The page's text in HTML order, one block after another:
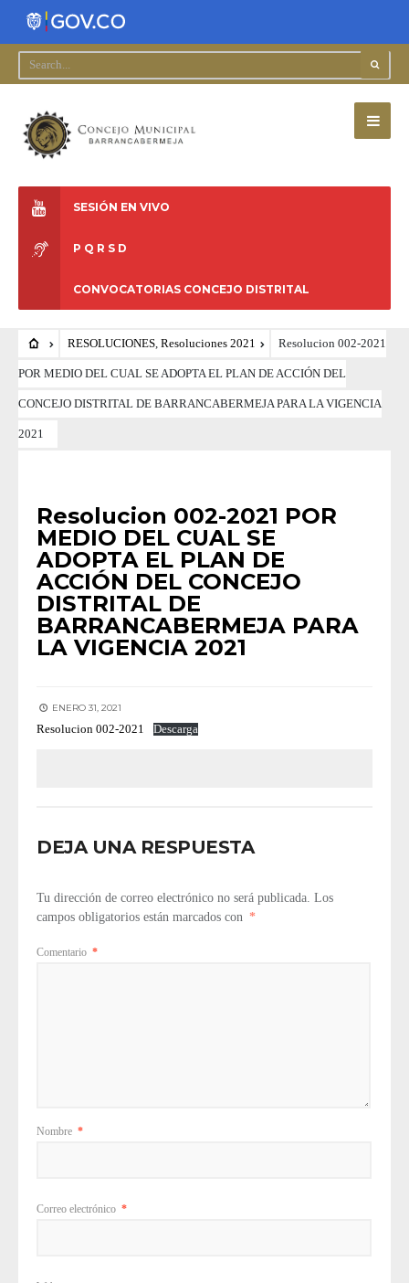
SESIÓN EN VIVO
P Q R S D
CONVOCATORIAS CONCEJO DISTRITAL
RESOLUCIONES, Resoluciones 2021 Resolucion 002-2021
POR MEDIO DEL CUAL SE ADOPTA EL PLAN DE ACCIÓN DEL
CONCEJO DISTRITAL DE BARRANCABERMEJA PARA LA VIGENCIA
2021
Resolucion 002-2021 POR
MEDIO DEL CUAL SE
ADOPTA EL PLAN DE
ACCIÓN DEL CONCEJO
DISTRITAL DE
BARRANCABERMEJA PARA
LA VIGENCIA 2021
ENERO 31, 2021
Resolucion 002-2021 Descarga
DEJA UNA RESPUESTA
Tu dirección de correo electrónico no será publicada. Los
campos obligatorios están marcados con *
Comentario *
Nombre *
Correo electrónico *